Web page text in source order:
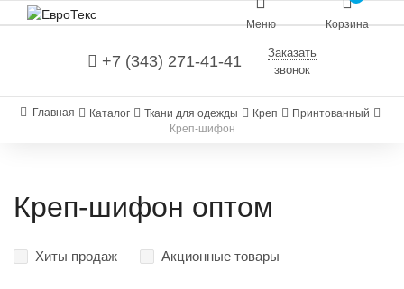
Меню Корзина
+7 (343) 271-41-41
Заказать
звонок
Главная Каталог Ткани для одежды Креп
Принтованный
Креп-шифон
Креп-шифон оптом
Хиты продаж Акционные товары